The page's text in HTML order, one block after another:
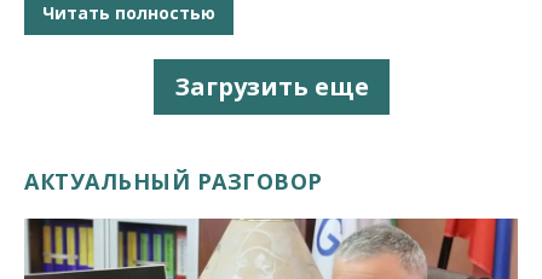
Читать полностью
Загрузить еще
АКТУАЛЬНЫЙ РАЗГОВОР